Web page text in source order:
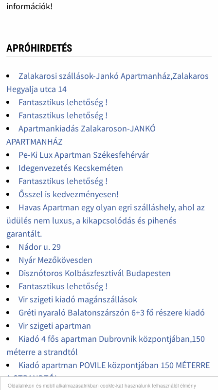
Oldalainkon és mobil alkalmazásainkban cookie-kat használunk felhasználói élmény
információk!
APRÓHIRDETÉS
Zalakarosi szállások-Jankó Apartmanház,Zalakaros
Hegyalja utca 14
Fantasztikus lehetőség !
Fantasztikus lehetőség !
Apartmankiadás Zalakaroson-JANKÓ
APARTMANHÁZ
Pe-Ki Lux Apartman Székesfehérvár
Idegenvezetés Kecskeméten
Fantasztikus lehetőség !
Ősszel is kedvezményesen!
Havas Apartman egy olyan egri szálláshely, ahol az
üdülés nem luxus, a kikapcsolódás és pihenés
garantált.
Nádor u. 29
Nyár Mezőkövesden
Disznótoros Kolbászfesztivál Budapesten
Fantasztikus lehetőség !
Vir szigeti kiadó magánszállások
Gréti nyaraló Balatonszárszón 6+3 fő részere kiadó
Vir szigeti apartman
Kiadó 4 fős apartman Dubrovnik központjában,150
méterre a strandtól
Kiadó apartman POVILE központjában 150 MÉTERRE
A STRANDTÓL